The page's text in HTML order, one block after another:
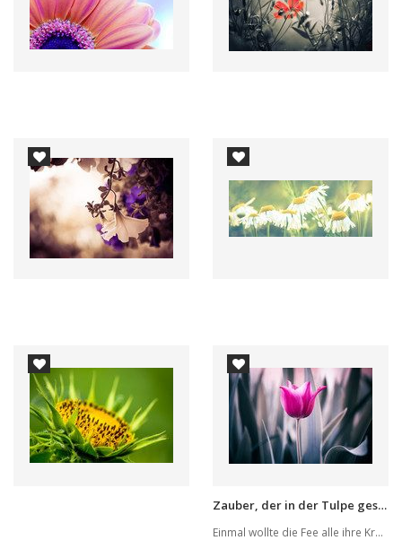
Zauber, der in der Tulpe geschlossen ist
Einmal wollte die Fee alle ihre Kraft geben, da...